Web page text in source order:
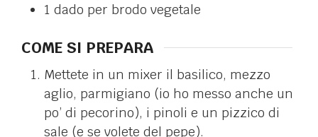
1 dado per brodo vegetale
COME SI PREPARA
Mettete in un mixer il basilico, mezzo
aglio, parmigiano (io ho messo anche un
po’ di pecorino), i pinoli e un pizzico di
sale (e se volete del pepe).